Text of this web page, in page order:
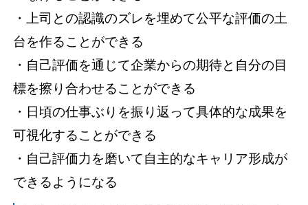
・上司との認識のズレを埋めて公平な評価の土
台を作ることができる
・自己評価を通じて企業からの期待と自分の目
標を擦り合わせることができる
・日頃の仕事ぶりを振り返って具体的な成果を
可視化することができる
・自己評価力を磨いて自主的なキャリア形成が
できるようになる